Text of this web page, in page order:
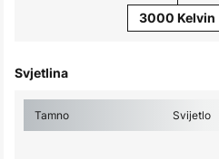
3000 Kelvin
Svjetlina
Tamno Svijetlo